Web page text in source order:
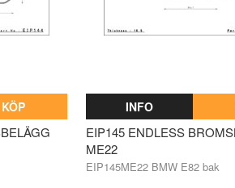
KÖP INFO
EIP145 ENDLESS
ME22
EIP145ME22 BMW E82 bak